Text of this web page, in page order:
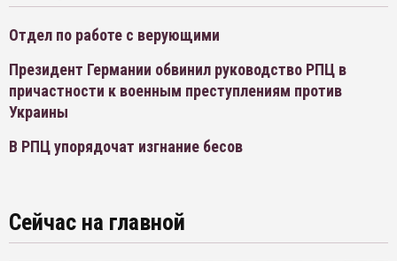
Отдел по работе с верующими
Президент Германии обвинил руководство РПЦ в
причастности к военным преступлениям против
Украины
В РПЦ упорядочат изгнание бесов
Сейчас на главной